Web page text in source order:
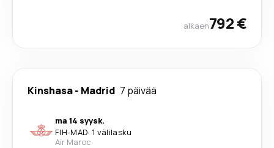
alkaen792 €
Kinshasa- Madrid 7 päivää
ma 14 syysk.
FIH-MAD· 1 välilasku
Air Maroc